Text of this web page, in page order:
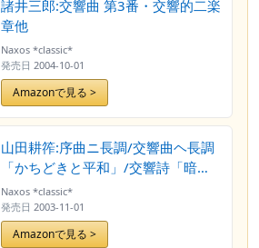
諸井三郎:交響曲 第3番・交響的二楽
章他
Naxos *classic*
発売日 2004-10-01
Amazonで見る >
山田耕筰:序曲ニ長調/交響曲ヘ長調
「かちどきと平和」/交響詩「暗い
扉」/交響詩「曼陀羅の華」
Naxos *classic*
発売日 2003-11-01
Amazonで見る >